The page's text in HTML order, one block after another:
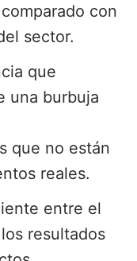
con
sector.
que
una burbuja
que no están
reales.
entre el
resultados